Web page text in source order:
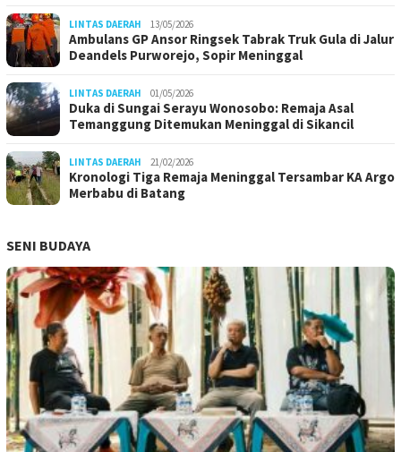
LINTAS DAERAH 13/05/2026
Ambulans GP Ansor Ringsek Tabrak Truk Gula di Jalur
Deandels Purworejo, Sopir Meninggal
LINTAS DAERAH 01/05/2026
Duka di Sungai Serayu Wonosobo: Remaja Asal
Temanggung Ditemukan Meninggal di Sikancil
LINTAS DAERAH 21/02/2026
Kronologi Tiga Remaja Meninggal Tersambar KA Argo
Merbabu di Batang
SENI BUDAYA